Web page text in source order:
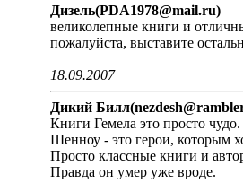
Дизель(PDA1978@mail.ru)
великолепные книги и
пожалуйста, выставите
18.09.2007
Дикий
Книги Гемела это просто
Шенноу - это герои, которым
Просто классные книги и
Правда он умер уже вроде.